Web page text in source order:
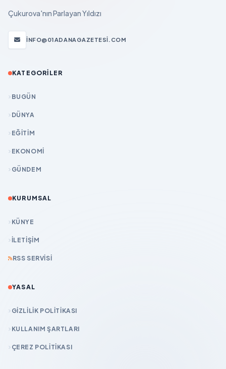
Çukurova'nın Parlayan Yıldızı
INFO@01ADANAGAZETESI.COM
KATEGORILER
BUGÜN
DÜNYA
EĞİTİM
EKONOMİ
GÜNDEM
KURUMSAL
KÜNYE
İLETIŞIM
RSS SERVISI
YASAL
GIZLILIK POLITIKASI
KULLANIM ŞARTLARI
ÇEREZ POLITIKASI